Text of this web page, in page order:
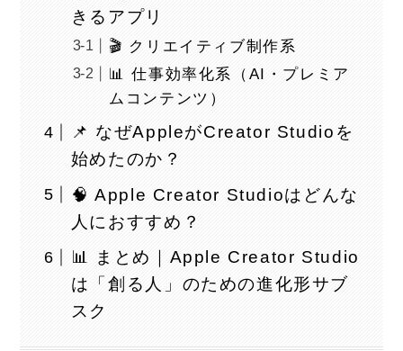
きるアプリ
🎬 クリエイティブ制作系
📊 仕事効率化系（AI・プレミア
ムコンテンツ）
📌 なぜAppleがCreator Studioを
始めたのか？
🧠 Apple Creator Studioはどんな
人におすすめ？
📊 まとめ｜Apple Creator Studio
は「創る人」のための進化形サブ
スク